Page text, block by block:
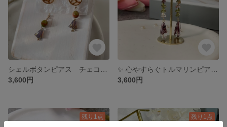
3,600円
3,600円
残り1点 残り1点